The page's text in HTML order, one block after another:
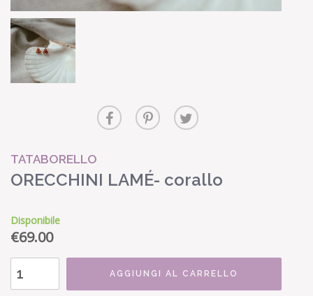
TATABORELLO
ORECCHINI LAMÉ- corallo
Disponibile
€69.00
AGGIUNGI AL CARRELLO